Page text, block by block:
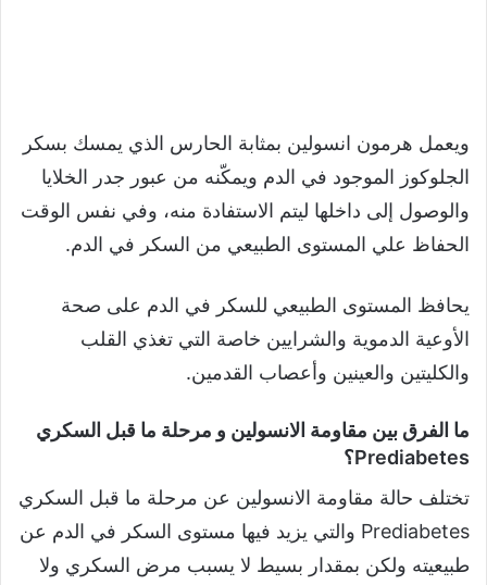
ويعمل هرمون انسولين بمثابة الحارس الذي يمسك بسكر
الجلوكوز الموجود في الدم ويمكّنه من عبور جدر الخلايا
والوصول إلى داخلها ليتم الاستفادة منه، وفي نفس الوقت
الحفاظ علي المستوى الطبيعي من السكر في الدم.
يحافظ المستوى الطبيعي للسكر في الدم على صحة
الأوعية الدموية والشرايين خاصة التي تغذي القلب
والكليتين والعينين وأعصاب القدمين.
ما الفرق بين مقاومة الانسولين و مرحلة ما قبل السكري
Prediabetes؟
تختلف حالة مقاومة الانسولين عن مرحلة ما قبل السكري
Prediabetes والتي يزيد فيها مستوى السكر في الدم عن
طبيعيته ولكن بمقدار بسيط لا يسبب مرض السكري ولا